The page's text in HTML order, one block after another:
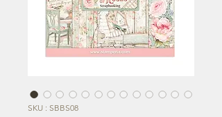
SKU : SBBS08